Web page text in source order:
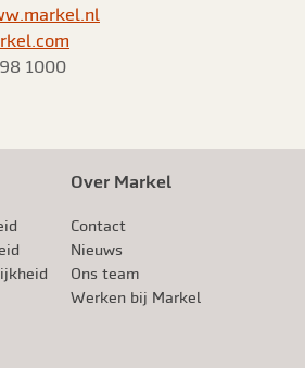
1000
Over Markel
Contact
Nieuws
Ons team
Werken bij Markel